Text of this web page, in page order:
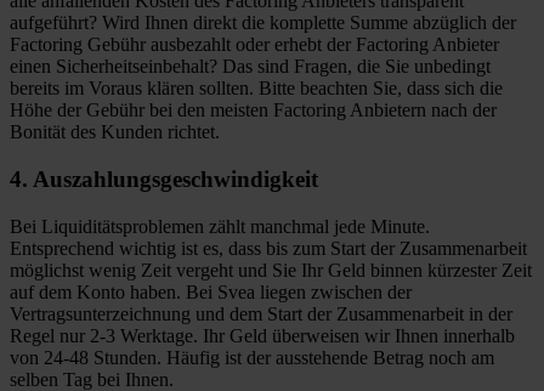
aufgeführt? Wird Ihnen direkt die komplette Summe abzüglich der
Factoring Gebühr ausbezahlt oder erhebt der Factoring Anbieter
einen Sicherheitseinbehalt? Das sind Fragen, die Sie unbedingt
bereits im Voraus klären sollten. Bitte beachten Sie, dass sich die
Höhe der Gebühr bei den meisten Factoring Anbietern nach der
Bonität des Kunden richtet.
4. Auszahlungsgeschwindigkeit
Bei Liquiditätsproblemen zählt manchmal jede Minute.
Entsprechend wichtig ist es, dass bis zum Start der Zusammenarbeit
möglichst wenig Zeit vergeht und Sie Ihr Geld binnen kürzester Zeit
auf dem Konto haben. Bei Svea liegen zwischen der
Vertragsunterzeichnung und dem Start der Zusammenarbeit in der
Regel nur 2-3 Werktage. Ihr Geld überweisen wir Ihnen innerhalb
von 24-48 Stunden. Häufig ist der ausstehende Betrag noch am
selben Tag bei Ihnen.